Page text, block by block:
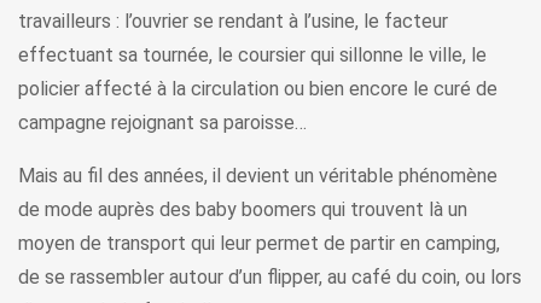
travailleurs : l’ouvrier se rendant à l’usine, le facteur
effectuant sa tournée, le coursier qui sillonne le ville, le
policier affecté à la circulation ou bien encore le curé de
campagne rejoignant sa paroisse…
Mais au fil des années, il devient un véritable phénomène
de mode auprès des baby boomers qui trouvent là un
moyen de transport qui leur permet de partir en camping,
de se rassembler autour d’un flipper, au café du coin, ou lors